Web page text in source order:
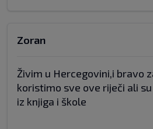
Zoran
Živim u Hercegovini,i bravo
koristimo sve ove riječi ali
iz knjiga i škole